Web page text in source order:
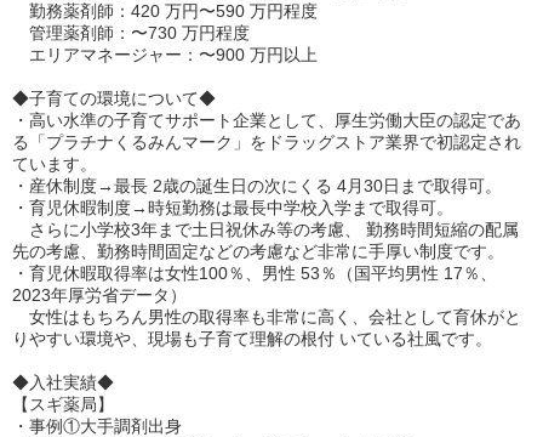
勤務薬剤師：420 万円〜590 万円程度
管理薬剤師：〜730 万円程度
エリアマネージャー：〜900 万円以上
◆子育ての環境について◆
・高い水準の子育てサポート企業として、厚⽣労働大臣の認定であ
る「プラチナくるみんマーク」をドラッグストア業界で初認定され
ています。
・産休制度→最⻑ 2歳の誕⽣日の次にくる 4月30日まで取得可。
・育児休暇制度→時短勤務は最⻑中学校入学まで取得可。
さらに小学校3年まで土日祝休み等の考慮、 勤務時間短縮の配属
先の考慮、勤務時間固定などの考慮など非常に手厚い制度です。
・育児休暇取得率は⼥性100％、男性 53％（国平均男性 17％、
2023年厚労省データ）
⼥性はもちろん男性の取得率も非常に高く、会社として育休がと
りやすい環境や、現場も子育て理解の根付 いている社風です。
◆入社実績◆
【スギ薬局】
・事例①大手調剤出⾝